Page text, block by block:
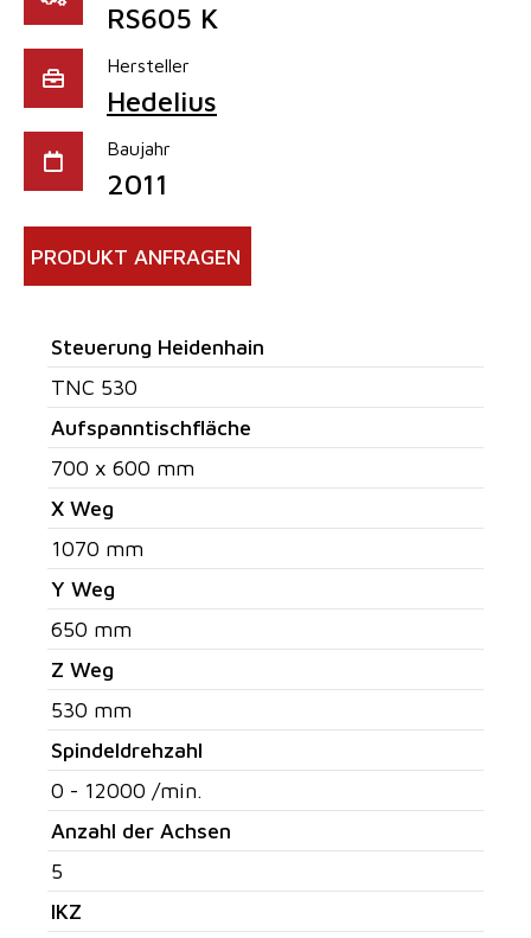
RS605 K
Hersteller
Hedelius
Baujahr
2011
PRODUKT ANFRAGEN
Steuerung Heidenhain
TNC 530
Aufspanntischfläche
700 x 600 mm
X Weg
1070 mm
Y Weg
650 mm
Z Weg
530 mm
Spindeldrehzahl
0 - 12000 /min.
Anzahl der Achsen
5
IKZ